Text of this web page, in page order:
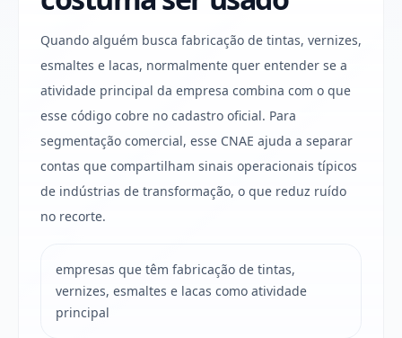
Quando alguém busca fabricação de tintas, vernizes,
esmaltes e lacas, normalmente quer entender se a
atividade principal da empresa combina com o que
esse código cobre no cadastro oficial. Para
segmentação comercial, esse CNAE ajuda a separar
contas que compartilham sinais operacionais típicos
de indústrias de transformação, o que reduz ruído
no recorte.
empresas que têm fabricação de tintas,
vernizes, esmaltes e lacas como atividade
principal